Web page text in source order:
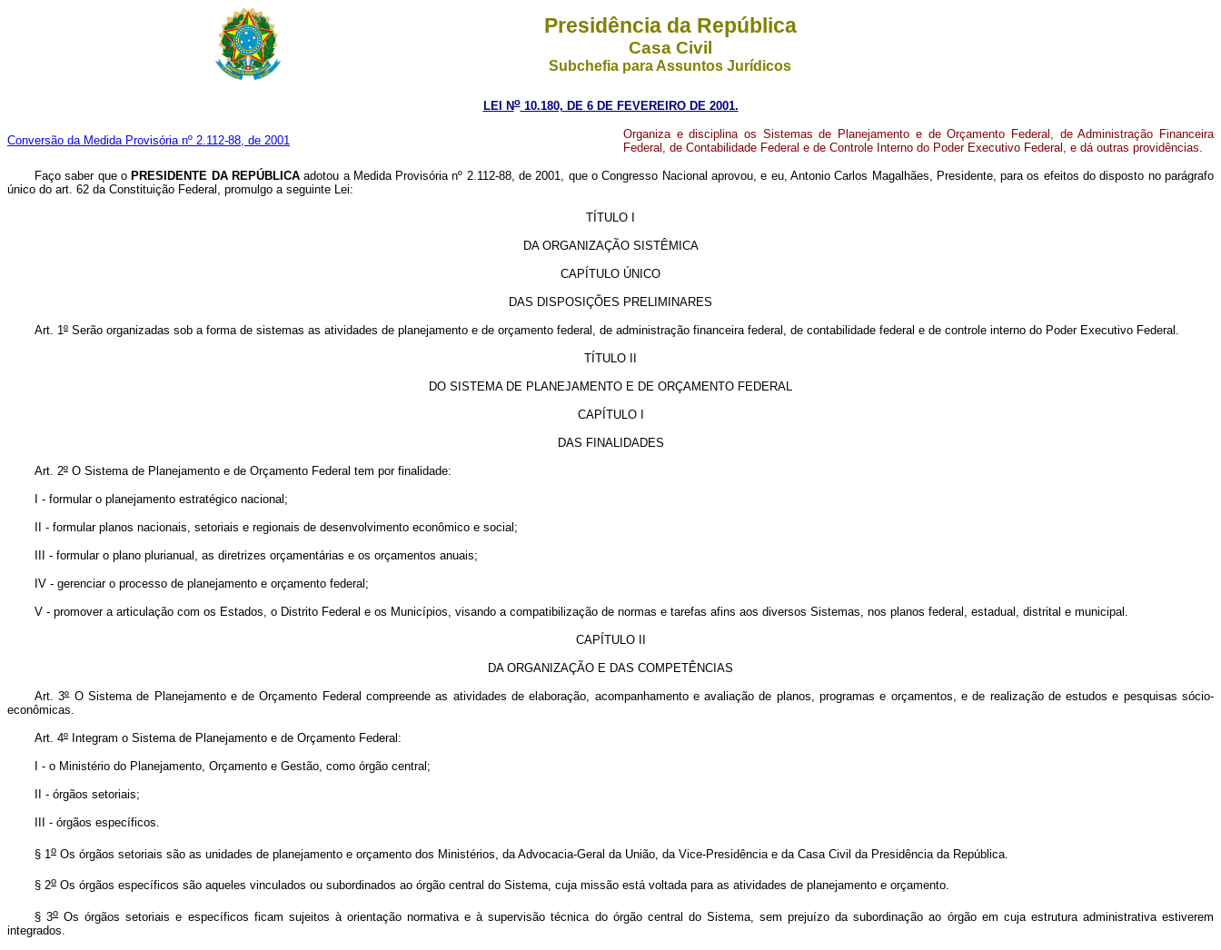
Presidência da República
Casa Civil
Subchefia para Assuntos Jurídicos
LEI No10.180, DE 6 DE FEVEREIRO DE 2001.
Conversão da Medida Provisória nº 2.112-88, de 2001
Organiza e disciplina os Sistemas de Planejamento e de Orçamento Federal, de Administração Financeira
Federal, de Contabilidade Federal e de Controle Interno do Poder Executivo Federal, e dá outras providências.
Faço saber que o PRESIDENTE DA REPÚBLICAadotou a Medida Provisória nº 2.112-88, de 2001, que o Congresso Nacional aprovou, e eu, Antonio Carlos Magalhães, Presidente, para os efeitos do disposto no parágrafo
único do art. 62 da Constituição Federal, promulgo a seguinte Lei:
TÍTULO I
DA ORGANIZAÇÃO SISTÊMICA
CAPÍTULO ÚNICO
DAS DISPOSIÇÕES PRELIMINARES
Art. 1º Serão organizadas sob a forma de sistemas as atividades de planejamento e de orçamento federal, de administração financeira federal, de contabilidade federal e de controle interno do Poder Executivo Federal.
TÍTULO II
DO SISTEMA DE PLANEJAMENTO E DE ORÇAMENTO FEDERAL
CAPÍTULO I
DAS FINALIDADES
Art. 2º O Sistema de Planejamento e de Orçamento Federal tem por finalidade:
I - formular o planejamento estratégico nacional;
II - formular planos nacionais, setoriais e regionais de desenvolvimento econômico e social;
III - formular o plano plurianual, as diretrizes orçamentárias e os orçamentos anuais;
IV - gerenciar o processo de planejamento e orçamento federal;
V - promover a articulação com os Estados, o Distrito Federal e os Municípios, visando a compatibilização de normas e tarefas afins aos diversos Sistemas, nos planos federal, estadual, distrital e municipal.
CAPÍTULO II
DA ORGANIZAÇÃO E DAS COMPETÊNCIAS
Art. 3ºO Sistema de Planejamento e de Orçamento Federal compreende as atividades de elaboração, acompanhamento e avaliação de planos, programas e orçamentos, e de realização de estudos e pesquisas sócio-
econômicas.
Art. 4º Integram o Sistema de Planejamento e de Orçamento Federal:
I - o Ministério do Planejamento, Orçamento e Gestão, como órgão central;
II - órgãos setoriais;
III - órgãos específicos.
§ 1 o Os órgãos setoriais são as unidades de planejamento e orçamento dos Ministérios, da Advocacia-Geral da União, da Vice-Presidência e da Casa Civil da Presidência da República.
§ 2o Os órgãos específicos são aqueles vinculados ou subordinados ao órgão central do Sistema, cuja missão está voltada para as atividades de planejamento e orçamento.
§ 3oOs órgãos setoriais e específicos ficam sujeitos à orientação normativa e à supervisão técnica do órgão central do Sistema, sem prejuízo da subordinação ao órgão em cuja estrutura administrativa estiverem
integrados.